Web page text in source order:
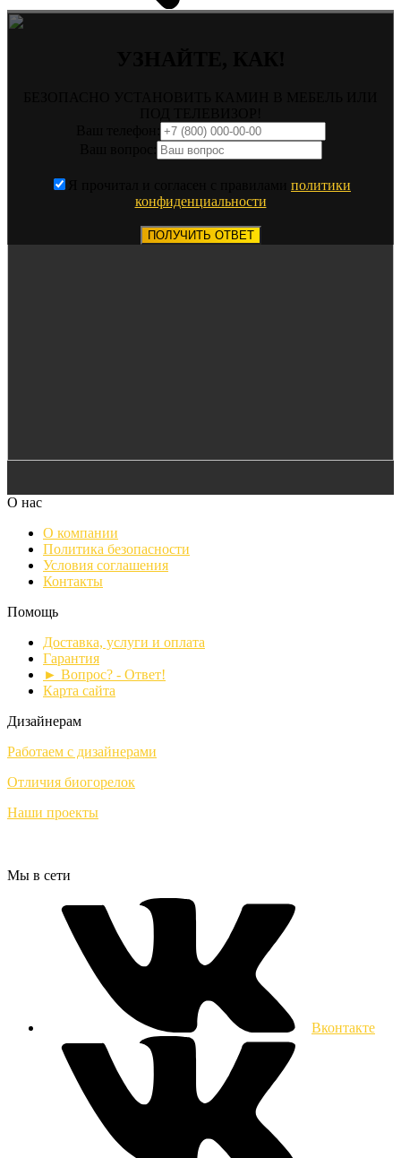
политики
конфиденциальности
ПОЛУЧИТЬ ОТВЕТ
О нас
О компании
Политика безопасности
Условия соглашения
Контакты
Помощь
Доставка, услуги и оплата
Гарантия
► Вопрос? - Ответ!
Карта сайта
Дизайнерам
Работаем с дизайнерами
Отличия биогорелок
Наши проекты
Мы в сети
Вконтакте